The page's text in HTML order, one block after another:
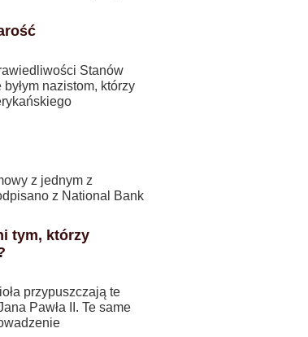
Stanów
nazistom, którzy
z jednym z
z National Bank
tym, którzy
przypuszczają te
Pawła II. Te same